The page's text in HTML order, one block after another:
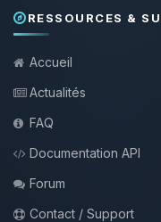
RESSOURCES &
Accueil
Actualités
FAQ
Documentation API
Forum
Contact / Support